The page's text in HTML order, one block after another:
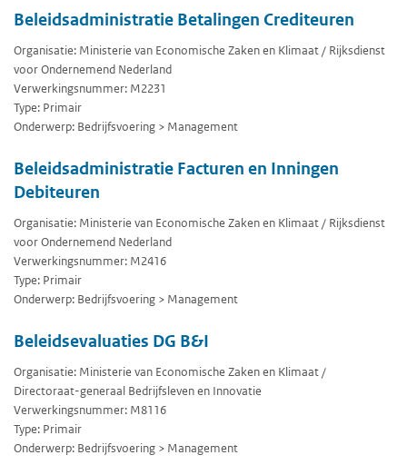
Beleidsadministratie Betalingen Crediteuren
Organisatie: Ministerie van Economische Zaken en Klimaat / Rijksdienst
voor Ondernemend Nederland
Verwerkingsnummer: M2231
Type: Primair
Onderwerp: Bedrijfsvoering > Management
Beleidsadministratie Facturen en Inningen
Debiteuren
Organisatie: Ministerie van Economische Zaken en Klimaat / Rijksdienst
voor Ondernemend Nederland
Verwerkingsnummer: M2416
Type: Primair
Onderwerp: Bedrijfsvoering > Management
Beleidsevaluaties DG B&I
Organisatie: Ministerie van Economische Zaken en Klimaat /
Directoraat-generaal Bedrijfsleven en Innovatie
Verwerkingsnummer: M8116
Type: Primair
Onderwerp: Bedrijfsvoering > Management